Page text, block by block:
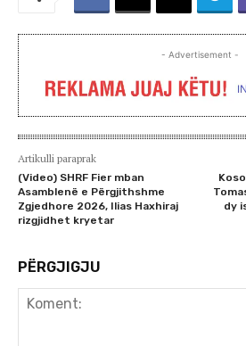
- Advertisement -
Artikulli paraprak
(Video) SHRF Fier mban
Asamblenë e Përgjithshme
Zgjedhore 2026, Ilias Haxhiraj
rizgjidhet kryetar
dy
PËRGJIGJU